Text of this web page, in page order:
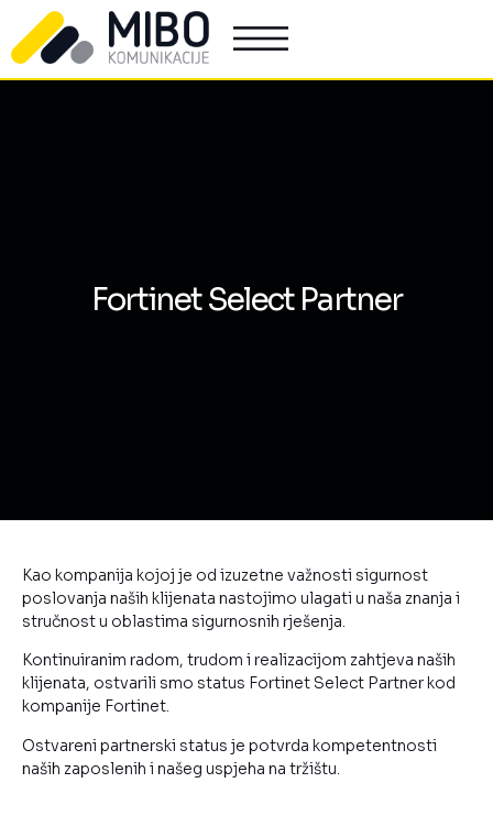
Fortinet Select Partner
Kao kompanija kojoj je od izuzetne važnosti sigurnost
poslovanja naših klijenata nastojimo ulagati u naša znanja i
stručnost u oblastima sigurnosnih rješenja.
Kontinuiranim radom, trudom i realizacijom zahtjeva naših
klijenata, ostvarili smo status Fortinet Select Partner kod
kompanije Fortinet.
Ostvareni partnerski status je potvrda kompetentnosti
naših zaposlenih i našeg uspjeha na tržištu.